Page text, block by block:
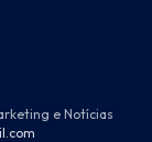
e Notícias